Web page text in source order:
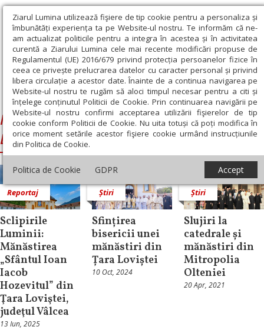
Ziarul Lumina utilizează fişiere de tip cookie pentru a personaliza și
îmbunătăți experiența ta pe Website-ul nostru. Te informăm că ne-
am actualizat politicile pentru a integra în acestea și în activitatea
curentă a Ziarului Lumina cele mai recente modificări propuse de
Regulamentul (UE) 2016/679 privind protecția persoanelor fizice în
ceea ce privește prelucrarea datelor cu caracter personal și privind
libera circulație a acestor date. Înainte de a continua navigarea pe
Website-ul nostru te rugăm să aloci timpul necesar pentru a citi și
înțelege conținutul Politicii de Cookie. Prin continuarea navigării pe
Website-ul nostru confirmi acceptarea utilizării fişierelor de tip
cookie conform Politicii de Cookie. Nu uita totuși că poți modifica în
orice moment setările acestor fişiere cookie urmând instrucțiunile
din Politica de Cookie.
Politica de Cookie GDPR Accept
Ziarul Lumina › Mănăstirea Sfântul Ioan Iacob Țara Loviștei
Mănăstirea Sfântul Ioan Iacob Țara
Loviștei
Reportaj
Sclipirile
Luminii:
Mănăstirea
„Sfântul Ioan
Iacob
Hozevitul” din
Ţara Loviştei,
judeţul Vâlcea
13 Iun, 2025
Știri
Sfințirea
bisericii unei
mănăstiri din
Țara Loviștei
10 Oct, 2024
Știri
Slujiri la
catedrale și
mănăstiri din
Mitropolia
Olteniei
20 Apr, 2021